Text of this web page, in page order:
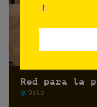
Oslo